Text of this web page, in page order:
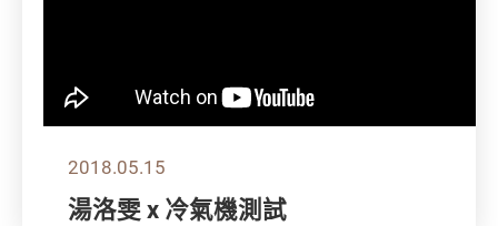
2018.05.15
湯洛雯 x 冷氣機測試